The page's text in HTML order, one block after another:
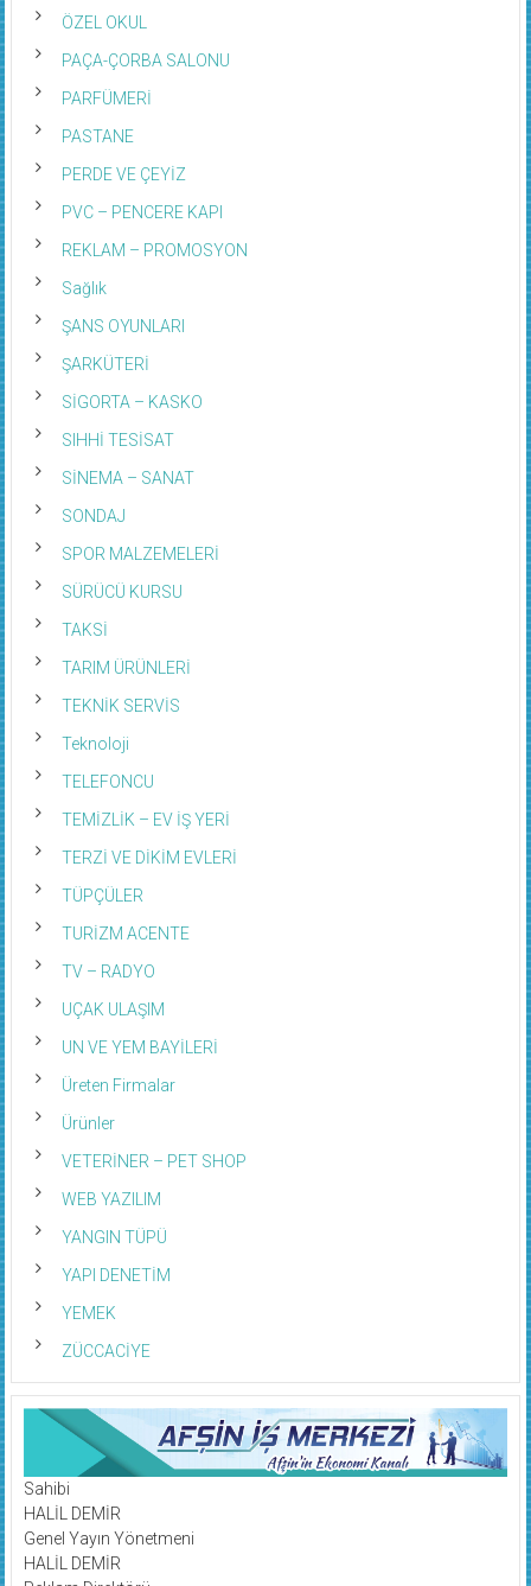
ÖZEL OKUL
PAÇA-ÇORBA SALONU
PARFÜMERİ
PASTANE
PERDE VE ÇEYİZ
PVC – PENCERE KAPI
REKLAM – PROMOSYON
Sağlık
ŞANS OYUNLARI
ŞARKÜTERİ
SİGORTA – KASKO
SIHHİ TESİSAT
SİNEMA – SANAT
SONDAJ
SPOR MALZEMELERİ
SÜRÜCÜ KURSU
TAKSİ
TARIM ÜRÜNLERİ
TEKNİK SERVİS
Teknoloji
TELEFONCU
TEMİZLİK – EV İŞ YERİ
TERZİ VE DİKİM EVLERİ
TÜPÇÜLER
TURİZM ACENTE
TV – RADYO
UÇAK ULAŞIM
UN VE YEM BAYİLERİ
Üreten Firmalar
Ürünler
VETERİNER – PET SHOP
WEB YAZILIM
YANGIN TÜPÜ
YAPI DENETİM
YEMEK
ZÜCCACİYE
Sahibi
HALİL DEMİR
Genel Yayın Yönetmeni
HALİL DEMİR